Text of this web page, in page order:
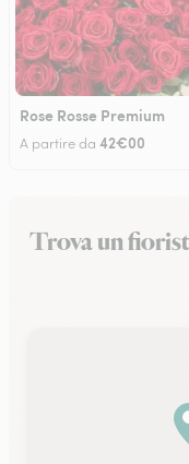
Rose Rosse Premium
A partire da 42€00
Trova un